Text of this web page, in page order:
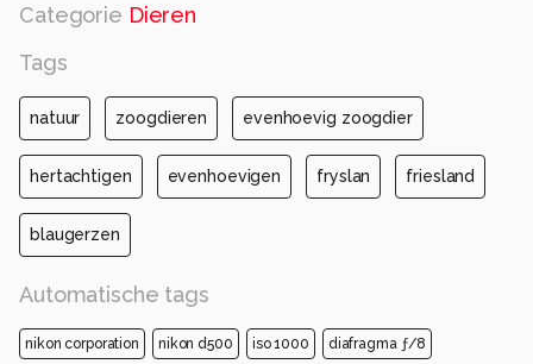
Categorie Dieren
Tags
natuur zoogdieren evenhoevig zoogdier
hertachtigen evenhoevigen fryslan friesland
blaugerzen
Automatische tags
nikon corporation nikon d500 iso 1000 diafragma ƒ/8